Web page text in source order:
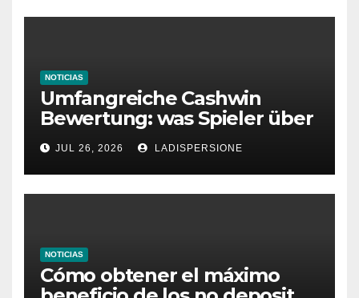
NOTICIAS
Umfangreiche Cashwin
Bewertung: was Spieler über
dieses Casino denken
JUL 26, 2026 LADISPERSIONE
NOTICIAS
Cómo obtener el máximo